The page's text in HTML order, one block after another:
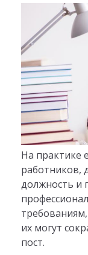
На практике
работников,
должность и
их могут
пост.